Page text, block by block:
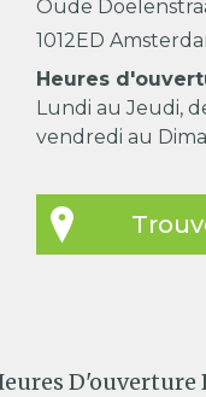
Oude
1012ED
Heures
Lundi au Jeudi,
vendredi au
D'ouverture